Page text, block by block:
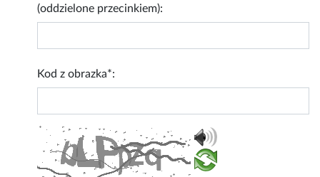
(oddzielone przecinkiem):
Kod z obrazka*: